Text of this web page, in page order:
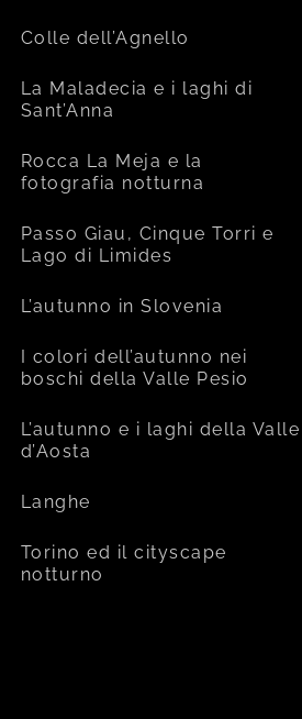
Colle dell’Agnello
La Maladecia e i laghi di
Sant’Anna
Rocca La Meja e la
fotografia notturna
Passo Giau, Cinque Torri e
Lago di Limides
L’autunno in Slovenia
I colori dell’autunno nei
boschi della Valle Pesio
L’autunno e i laghi della Valle
d’Aosta
Langhe
Torino ed il cityscape
notturno